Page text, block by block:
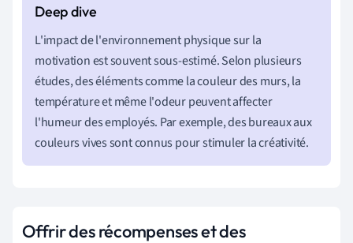
L'impact de l'environnement physique sur la
motivation est souvent sous-estimé. Selon plusieurs
études, des éléments comme la couleur des murs, la
température et même l'odeur peuvent affecter
l'humeur des employés. Par exemple, des bureaux aux
couleurs vives sont connus pour stimuler la créativité.
Offrir des récompenses et des